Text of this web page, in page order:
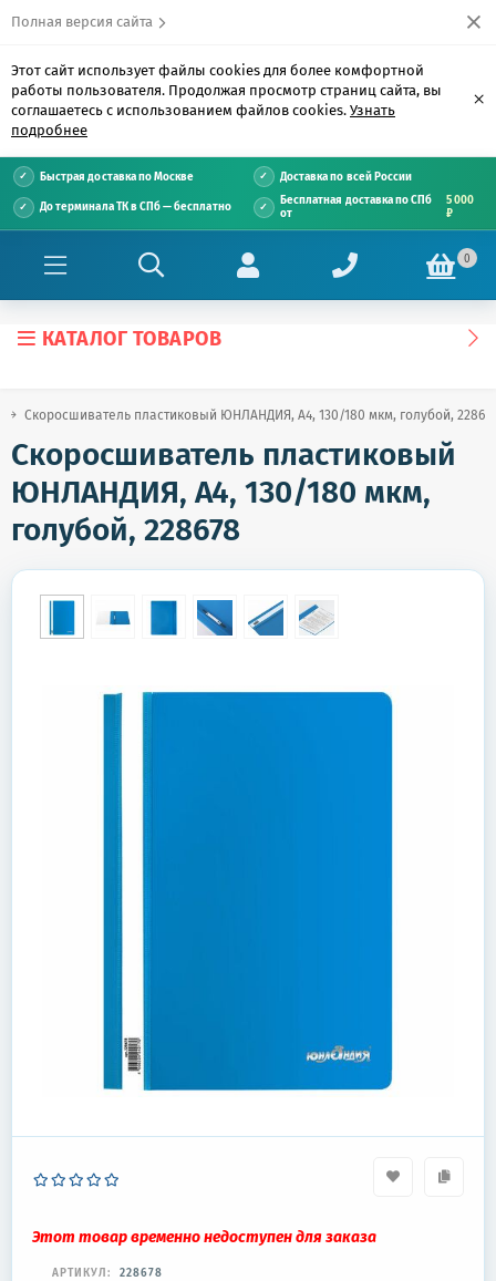
Полная версия сайта
Этот сайт использует файлы cookies для более комфортной
работы пользователя. Продолжая просмотр страниц сайта, вы
соглашаетесь с использованием файлов cookies. Узнать
подробнее
×
Быстрая доставка по Москве Доставка по всей России
До терминала ТК в СПб — бесплатно
Бесплатная доставка по СПб
от
5 000
₽
0
КАТАЛОГ ТОВАРОВ
Скоросшиватель пластиковый ЮНЛАНДИЯ, А4, 130/180 мкм, голубой,
Скоросшиватель пластиковый
ЮНЛАНДИЯ, А4, 130/180 мкм,
голубой, 228678
Этот товар временно недоступен для заказа
АРТИКУЛ: 228678